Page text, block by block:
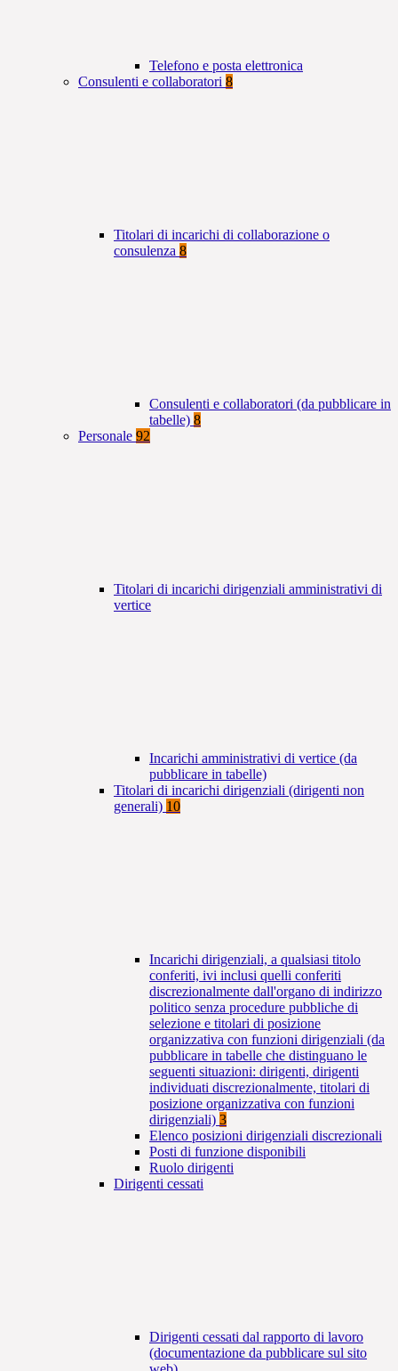
Telefono e posta elettronica
Consulenti e collaboratori 8
Titolari di incarichi di collaborazione o
consulenza 8
Consulenti e collaboratori (da pubblicare in
tabelle) 8
Personale 92
Titolari di incarichi dirigenziali amministrativi di
vertice
Incarichi amministrativi di vertice (da
pubblicare in tabelle)
Titolari di incarichi dirigenziali (dirigenti non
generali) 10
Incarichi dirigenziali, a qualsiasi titolo
conferiti, ivi inclusi quelli conferiti
discrezionalmente dall'organo di indirizzo
politico senza procedure pubbliche di
selezione e titolari di posizione
organizzativa con funzioni dirigenziali (da
pubblicare in tabelle che distinguano le
seguenti situazioni: dirigenti, dirigenti
individuati discrezionalmente, titolari di
posizione organizzativa con funzioni
dirigenziali) 3
Elenco posizioni dirigenziali discrezionali
Posti di funzione disponibili
Ruolo dirigenti
Dirigenti cessati
Dirigenti cessati dal rapporto di lavoro
(documentazione da pubblicare sul sito